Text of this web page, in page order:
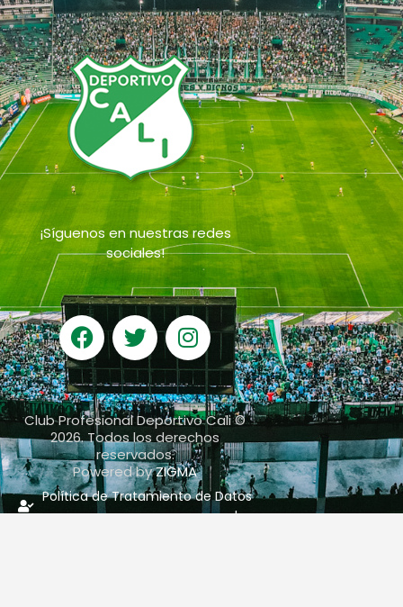
¡Síguenos en nuestras redes
sociales!
Club Profesional Deportivo Cali ©
2026. Todos los derechos
reservados.
Powered byZIGMA
Política de Tratamiento de Datos
personales